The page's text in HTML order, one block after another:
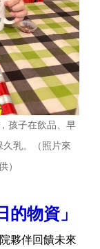
孩子在飲品、早
乳。（照片來
）
物資」
夥伴回饋未來